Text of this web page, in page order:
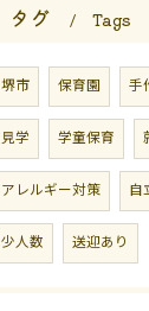
タグ Tags
堺市 保育園 手
見学 学童保育
アレルギー対策 自
少人数 送迎あり